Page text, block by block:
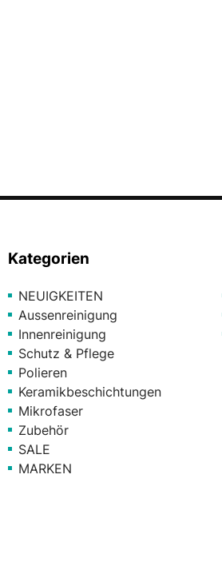
Kategorien
NEUIGKEITEN
Aussenreinigung
Innenreinigung
Schutz & Pflege
Polieren
Keramikbeschichtungen
Mikrofaser
Zubehör
SALE
MARKEN